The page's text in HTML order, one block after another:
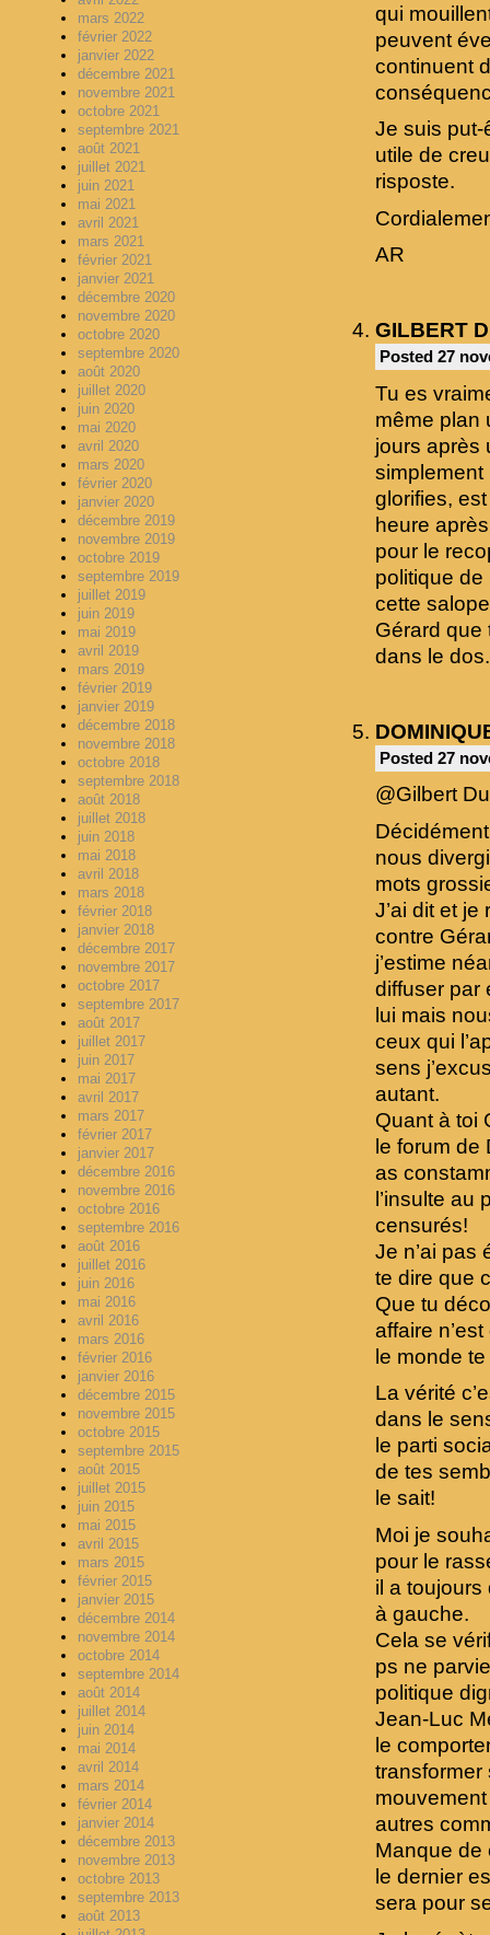
qui
peuvent
continuent
Je suis put-
utile de
risposte.
AR
GILBERT
Posted 27
Tu es
même plan
jours après
simplement
glorifies,
heure
pour le
politique de
cette
Gérard que
dans le dos.
Posted 27
@Gilbert
nous
mots
J’ai dit et
contre
j’estime
diffuser par
lui mais
ceux qui
sens
autant.
Quant à toi
le forum de
as
l’insulte au
censurés!
Je n’ai pas
te dire que
Que tu
affaire
le monde
La vérité
dans le
le parti
de tes
le sait!
Moi je
pour le
il a
à gauche.
Cela se
ps ne
politique
Jean-Luc
le
transformer
autres
Manque de
le dernier
sera pour
mars 2022
février 2022
janvier 2022
décembre 2021
novembre 2021
octobre 2021
septembre 2021
août 2021
juillet 2021
juin 2021
mai 2021
avril 2021
mars 2021
février 2021
janvier 2021
décembre 2020
novembre 2020
octobre 2020
septembre 2020
août 2020
juillet 2020
juin 2020
mai 2020
avril 2020
mars 2020
février 2020
janvier 2020
décembre 2019
novembre 2019
octobre 2019
septembre 2019
juillet 2019
juin 2019
mai 2019
avril 2019
mars 2019
février 2019
janvier 2019
décembre 2018
novembre 2018
octobre 2018
septembre 2018
août 2018
juillet 2018
juin 2018
mai 2018
avril 2018
mars 2018
février 2018
janvier 2018
décembre 2017
novembre 2017
octobre 2017
septembre 2017
août 2017
juillet 2017
juin 2017
mai 2017
avril 2017
mars 2017
février 2017
janvier 2017
décembre 2016
novembre 2016
octobre 2016
septembre 2016
août 2016
juillet 2016
juin 2016
mai 2016
avril 2016
mars 2016
février 2016
janvier 2016
décembre 2015
novembre 2015
octobre 2015
septembre 2015
août 2015
juillet 2015
juin 2015
mai 2015
avril 2015
mars 2015
février 2015
janvier 2015
décembre 2014
novembre 2014
octobre 2014
septembre 2014
août 2014
juillet 2014
juin 2014
mai 2014
avril 2014
mars 2014
février 2014
janvier 2014
décembre 2013
novembre 2013
octobre 2013
septembre 2013
août 2013